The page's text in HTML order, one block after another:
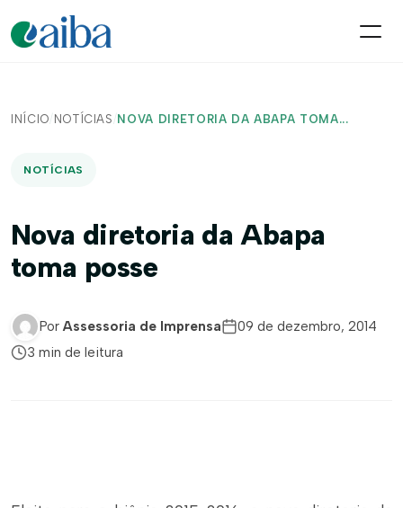
INÍCIO/ NOTÍCIAS / NOVA DIRETORIA DA ABAPA TOMA...
NOTÍCIAS
Nova diretoria da Abapa
toma posse
Por Assessoria de Imprensa
09 de dezembro, 2014
3 min de leitura